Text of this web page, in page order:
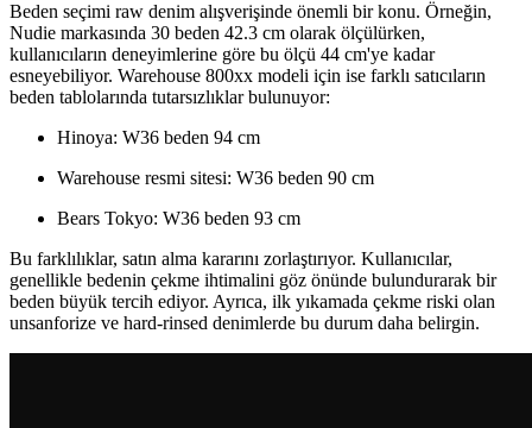
Beden seçimi raw denim alışverişinde önemli bir konu. Örneğin,
Nudie markasında 30 beden 42.3 cm olarak ölçülürken,
kullanıcıların deneyimlerine göre bu ölçü 44 cm'ye kadar
esneyebiliyor. Warehouse 800xx modeli için ise farklı satıcıların
beden tablolarında tutarsızlıklar bulunuyor:
Hinoya: W36 beden 94 cm
Warehouse resmi sitesi: W36 beden 90 cm
Bears Tokyo: W36 beden 93 cm
Bu farklılıklar, satın alma kararını zorlaştırıyor. Kullanıcılar,
genellikle bedenin çekme ihtimalini göz önünde bulundurarak bir
beden büyük tercih ediyor. Ayrıca, ilk yıkamada çekme riski olan
unsanforize ve hard-rinsed denimlerde bu durum daha belirgin.